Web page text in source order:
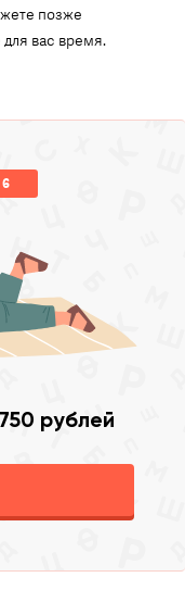
позже
вас время.
рублей